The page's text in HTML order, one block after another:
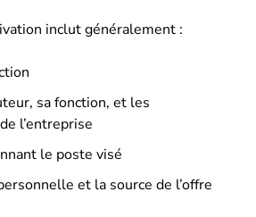
inclut généralement :
sa fonction, et les
l’entreprise
le poste visé
et la source de l’offre